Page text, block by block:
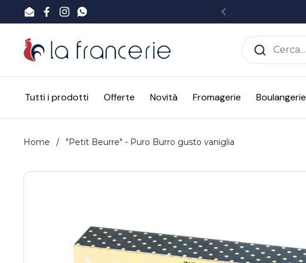
Passa ai contenuti
EmailFacebook
Instagram
WhatsApp Precedente
Tutti i prodotti Offerte Novità Fromagerie Boulangerie
Home / "Petit Beurre" - Puro Burro gusto vaniglia